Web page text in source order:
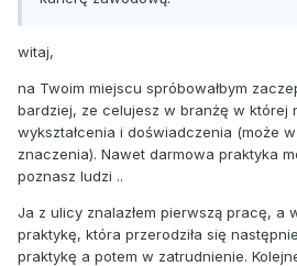
witaj,
na Twoim miejscu spróbowałbym
bardziej, ze celujesz w branżę w której
wykształcenia i doświadczenia (może
znaczenia). Nawet darmowa praktyka
poznasz ludzi ..
Ja z ulicy znalazłem pierwszą pracę, a
praktykę, która przerodziła się
praktykę a potem w zatrudnienie.